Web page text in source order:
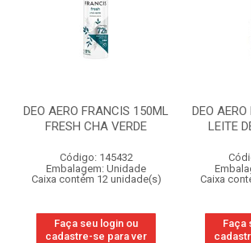
DEO AERO FRANCIS 150ML
FRESH CHA VERDE
Código: 145432
Embalagem: Unidade
Caixa contém 12 unidade(s)
Faça seu login ou
cadastre-se para ver
DEO
LEITE
Caixa
Faça